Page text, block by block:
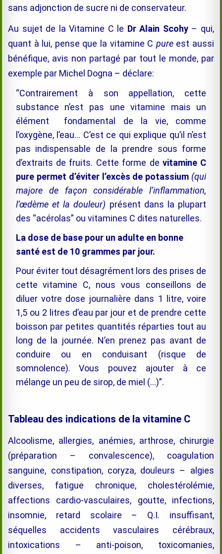
sans adjonction de sucre ni de conservateur.
Au sujet de la Vitamine C le Dr Alain Scohy– qui,
quant à lui, pense que la vitamine C pure est aussi
bénéfique, avis non partagé par tout le monde, par
exemple par Michel Dogna – déclare:
“Contrairement à son appellation, cette
substance n’est pas une vitamine mais un
élément fondamental de la vie, comme
l’oxygène, l’eau… C’est ce qui explique qu’il n’est
pas indispensable de la prendre sous forme
d’extraits de fruits. Cette forme de vitamine C
pure permet d’éviter l’excès de potassium (qui
majore de façon considérable l’inflammation,
l’œdème et la douleur) présent dans la plupart
des “acérolas” ou vitamines C dites naturelles.
La dose de base pour un adulte en bonne
santé est de 10 grammes par jour.
Pour éviter tout désagrément lors des prises de
cette vitamine C, nous vous conseillons de
diluer votre dose journalière dans 1 litre, voire
1,5 ou 2 litres d’eau par jour et de prendre cette
boisson par petites quantités réparties tout au
long de la journée. N’en prenez pas avant de
conduire ou en conduisant (risque de
somnolence). Vous pouvez ajouter à ce
mélange un peu de sirop, de miel (…)”.
Tableau des indications de la vitamine C
Alcoolisme, allergies, anémies, arthrose, chirurgie
(préparation – convalescence), coagulation
sanguine, constipation, coryza, douleurs – algies
diverses, fatigue chronique, cholestérolémie,
affections cardio-vasculaires, goutte, infections,
insomnie, retard scolaire – Q.I. insuffisant,
séquelles accidents vasculaires cérébraux,
intoxications – anti-poison, toxicomanies,